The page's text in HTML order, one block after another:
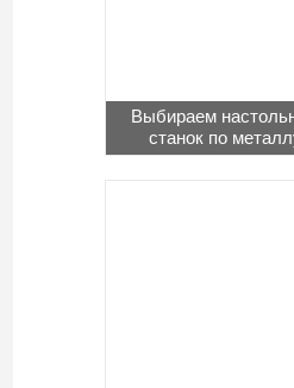
Выбираем
станок по